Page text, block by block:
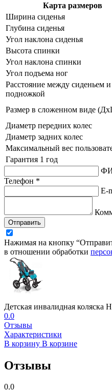
Карта размеров
Ширина сиденья
Глубина сиденья
Угол наклона сиденья
Высота спинки
Угол наклона спинки
Угол подъема ног
Расстояние между сиденьем и
подножкой
Размер в сложенном виде
Диаметр передних колес
Диаметр задних колес
Максимальный вес
Гарантия 1 год
Телефон *
E-
Отправить
Нажимая на кнопку
в отношении обработки
Детская инвалидная коляска
0.0
Отзывы
Характеристики
В корзину В корзине
Отзывы
0.0